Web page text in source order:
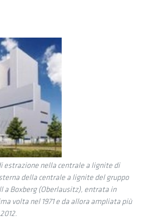
estrazione nella centrale a lignite di
della centrale a lignite del gruppo
a Boxberg (Oberlausitz), entrata in
volta nel 1971 e da allora ampliata più